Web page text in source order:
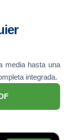
media hasta una
integrada.